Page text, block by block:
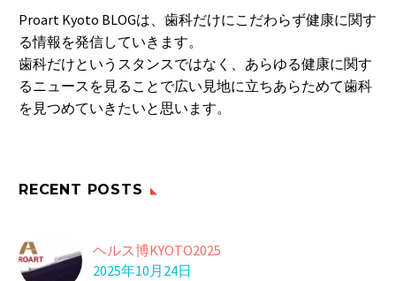
８割が基準超
世界保健機関（ＷＨ
Ｏ）は、世界の主要都
市…
18 5月 2016
女性の喫煙
タバコは、肺がんをは
じめ多くのリスクが
あ…
27 4月 2016
夏の皮膚ダメージ
ぁ…
太りにくい習慣
Banana
バナナには、「セロト
Proart Kyoto BLOGは、歯科だけにこだわらず健康に関す
る情報を発信していきます。
歯科だけというスタンスではなく、あらゆる健康に関す
るニュースを見ることで広い見地に立ちあらためて歯科
を見つめていきたいと思います。
RECENT POSTS
ヘルス博KYOTO2025
2025年10月24日